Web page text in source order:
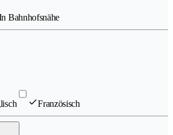
Bahnhofsnähe
Französisch